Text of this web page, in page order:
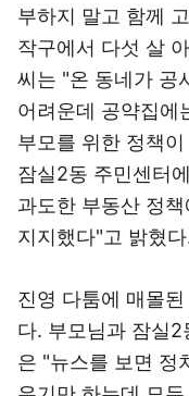
부하지 말고 함께
작구에서 다섯 살
씨는 "온 동네가 공
어려운데 공약집에
부모를 위한 정책
잠실2동 주민센터
과도한 부동산 정
지지했다"고 밝혔
진영 다툼에 매몰
다. 부모님과 잠실
은 "뉴스를 보면 정